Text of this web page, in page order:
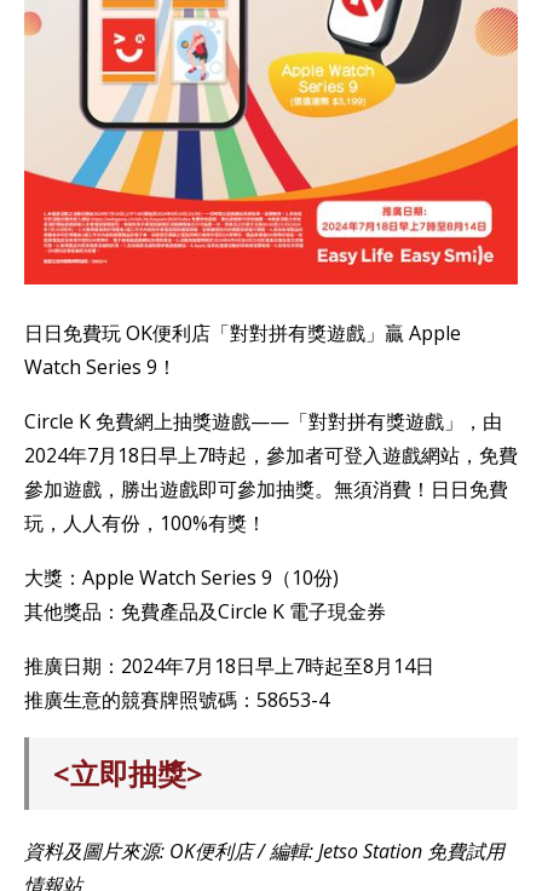
日日免費玩 OK便利店「對對拼有獎遊戲」贏 Apple
Watch Series 9！
Circle K 免費網上抽獎遊戲——「對對拼有獎遊戲」，由
2024年7月18日早上7時起，參加者可登入遊戲網站，免費
參加遊戲，勝出遊戲即可參加抽獎。無須消費！日日免費
玩，人人有份，100%有獎！
大獎：Apple Watch Series 9（10份)
其他獎品：免費產品及Circle K 電子現金券
推廣日期：2024年7月18日早上7時起至8月14日
推廣生意的競賽牌照號碼：58653-4
<立即抽獎>
資料及圖片來源: OK便利店 / 編輯: Jetso Station 免費試用
情報站